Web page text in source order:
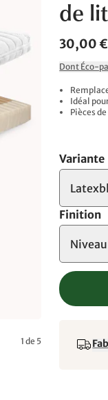
1 de 5
de lit
30,00 €
Dont Éco-
Idéal
Pièces
Variante
Finition